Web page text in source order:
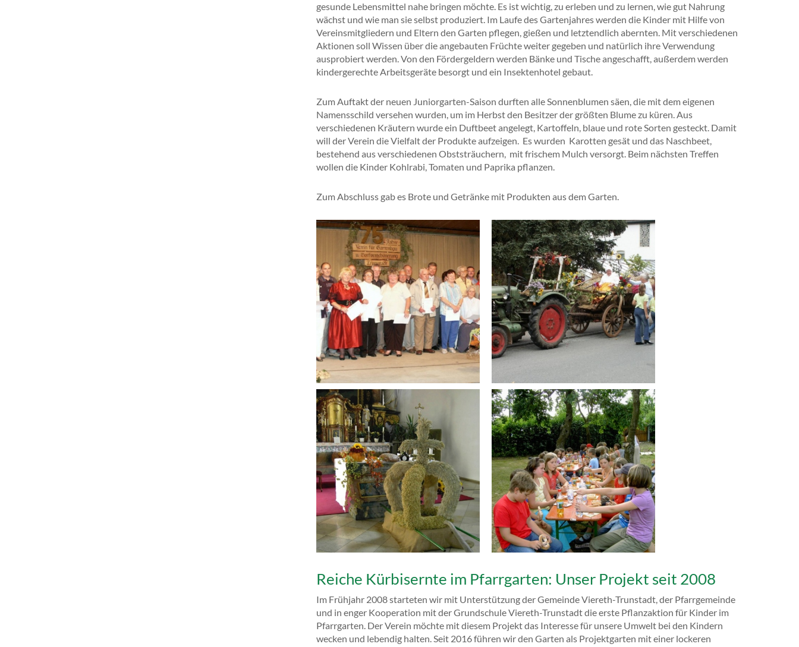
gesunde Lebensmittel nahe bringen möchte. Es ist wichtig, zu erleben und zu lernen, wie gut Nahrung
wächst und wie man sie selbst produziert. Im Laufe des Gartenjahres werden die Kinder mit Hilfe von
Vereinsmitgliedern und Eltern den Garten pflegen, gießen und letztendlich abernten. Mit verschiedenen
Aktionen soll Wissen über die angebauten Früchte weiter gegeben und natürlich ihre Verwendung
ausprobiert werden. Von den Fördergeldern werden Bänke und Tische angeschafft, außerdem werden
kindergerechte Arbeitsgeräte besorgt und ein Insektenhotel gebaut.
Zum Auftakt der neuen Juniorgarten-Saison durften alle Sonnenblumen säen, die mit dem eigenen
Namensschild versehen wurden, um im Herbst den Besitzer der größten Blume zu küren. Aus
verschiedenen Kräutern wurde ein Duftbeet angelegt, Kartoffeln, blaue und rote Sorten gesteckt. Damit
will der Verein die Vielfalt der Produkte aufzeigen. Es wurden Karotten gesät und das Naschbeet,
bestehend aus verschiedenen Obststräuchern, mit frischem Mulch versorgt. Beim nächsten Treffen
wollen die Kinder Kohlrabi, Tomaten und Paprika pflanzen.
Zum Abschluss gab es Brote und Getränke mit Produkten aus dem Garten.
Reiche Kürbisernte im Pfarrgarten: Unser Projekt seit 2008
Im Frühjahr 2008 starteten wir mit Unterstützung der Gemeinde Viereth-Trunstadt, der Pfarrgemeinde
und in enger Kooperation mit der Grundschule Viereth-Trunstadt die erste Pflanzaktion für Kinder im
Pfarrgarten. Der Verein möchte mit diesem Projekt das Interesse für unsere Umwelt bei den Kindern
wecken und lebendig halten. Seit 2016 führen wir den Garten als Projektgarten mit einer lockeren